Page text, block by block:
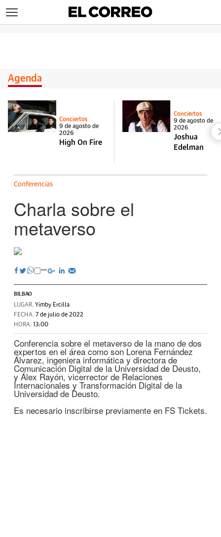
Agenda
Conciertos
9 de agosto de
2026
High On Fire
Conciertos
9 de agosto de
2026
Joshua
Edelman
Conferencias
Charla sobre el
metaverso
BILBAO
LUGAR. Yimby Ercilla
FECHA. 7 de julio de 2022
HORA. 13:00
Conferencia sobre el metaverso de la mano de dos
expertos en el área como son Lorena Fernández
Álvarez, ingeniera informática y directora de
Comunicación Digital de la Universidad de Deusto,
y Álex Rayón, vicerrector de Relaciones
Internacionales y Transformación Digital de la
Universidad de Deusto.
Es necesario inscribirse previamente en FS Tickets.